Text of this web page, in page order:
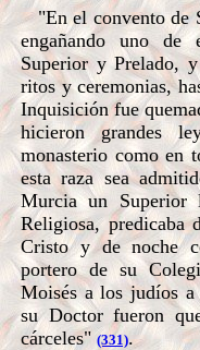
"En el convento de
engañando uno
Superior y Prelado,
ritos y ceremonias,
Inquisición fue
hicieron grandes
monasterio como en
esta raza sea
Murcia un Superior
Religiosa,
Cristo y de noche
portero de su
Moisés a los judíos
su Doctor fueron
cárceles" (331).